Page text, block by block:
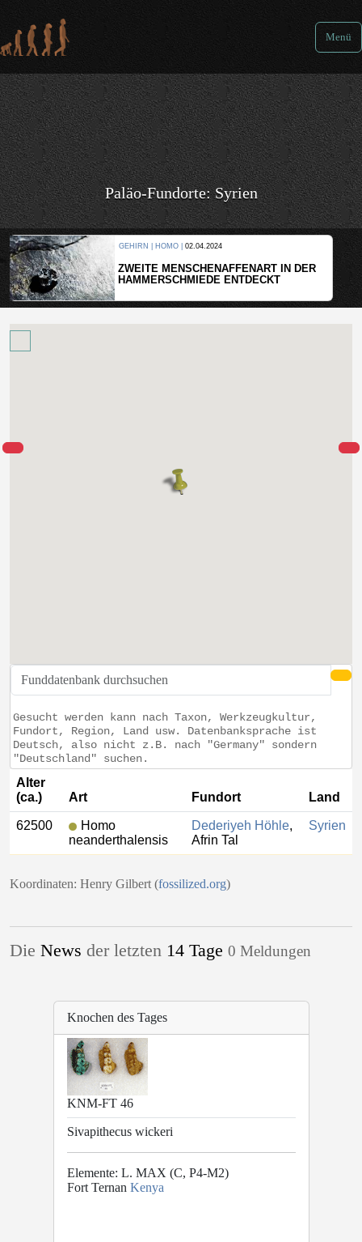
Menü
Paläo-Fundorte: Syrien
GEHIRN | HOMO | 02.04.2024
ZWEITE MENSCHENAFFENART IN DER
HAMMERSCHMIEDE ENTDECKT
Gesucht werden kann nach Taxon, Werkzeugkultur,
Fundort, Region, Land usw. Datenbanksprache ist
Deutsch, also nicht z.B. nach "Germany" sondern
"Deutschland" suchen.
Alter
(ca.)
Art Fundort Land
62500
Homo
neanderthalensis
Dederiyeh Höhle,
Afrin Tal
Syrien
Koordinaten: Henry Gilbert (fossilized.org)
Die News der letzten 14 Tage 0 Meldungen
Knochen des Tages
KNM-FT 46
Sivapithecus wickeri
Elemente: L. MAX (C, P4-M2)
Fort Ternan Kenya